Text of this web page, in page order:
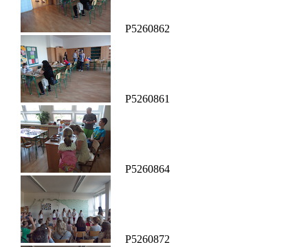
P5260862
P5260861
P5260864
P5260872